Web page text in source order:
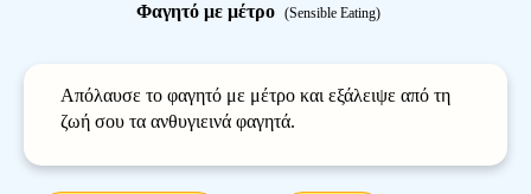
Φαγητό με μέτρο (Sensible Eating)
Απόλαυσε το φαγητό με μέτρο και εξάλειψε από τη
ζωή σου τα ανθυγιεινά φαγητά.